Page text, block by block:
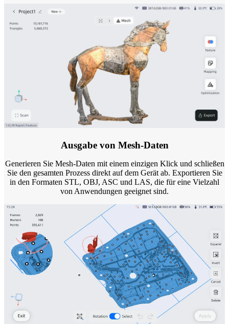
Ausgabe von Mesh-Daten
Generieren Sie Mesh-Daten mit einem einzigen Klick und schließen
Sie den gesamten Prozess direkt auf dem Gerät ab. Exportieren Sie
in den Formaten STL, OBJ, ASC und LAS, die für eine Vielzahl
von Anwendungen geeignet sind.